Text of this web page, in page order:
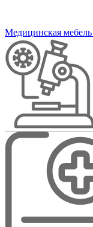
Медицинская мебель